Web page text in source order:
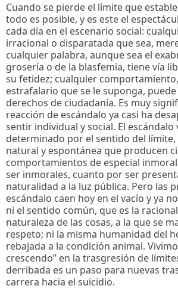
Cuando se pierde el límite que
todo es posible, y es este el
cada día en el escenario social:
irracional o disparatada que sea,
cualquier palabra, aunque sea el
grosería o de la blasfemia, tiene vía
su fetidez; cualquier
estrafalario que se le suponga,
derechos de ciudadanía. Es muy
reacción de escándalo ya casi ha
sentir individual y social. El escándalo
determinado por el sentido del límite,
natural y espontánea que producen
comportamientos de especial
ser inmorales, cuanto por ser
naturalidad a la luz pública. Pero las
escándalo caen hoy en el vacío y ya
ni el sentido común, que es la
naturaleza de las cosas, a la que se
respeto; ni la misma humanidad del
rebajada a la condición animal.
crescendo” en la trasgresión de
derribada es un paso para nuevas
carrera hacia el suicidio.